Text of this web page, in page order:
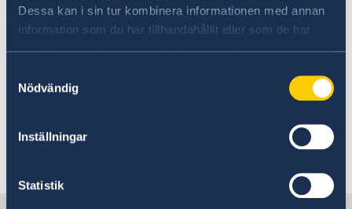
Dessa kan i sin tur kombinera informationen med annan
information som du har tillhandahållit eller som de har
samlat in när du har använt deras tjänster.
Nödvändig
Inställningar
Statistik
besöka grannländerna och resa in igen.
Panamas migrationsmyndigheter kan komma
att fatta beslut om frihetsberövande på grund
Dubbelt medborgarskap. För- och nackdelar